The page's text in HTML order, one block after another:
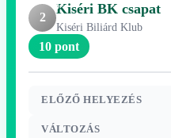
2
Kiséri BK csapat
Kiséri Biliárd Klub
10 pont
ELŐZŐ HELYEZÉS
VÁLTOZÁS